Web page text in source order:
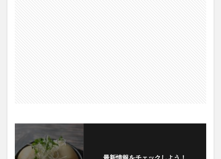
最新情報をチェックしよう！